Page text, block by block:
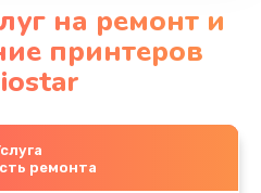
на ремонт и
принтеров
ремонта